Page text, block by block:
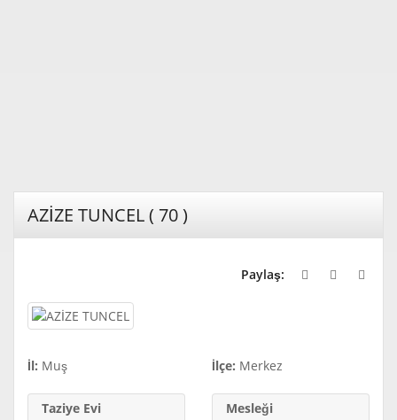
AZİZE TUNCEL ( 70 )
Paylaş:
İl: Muş İlçe: Merkez
Taziye Evi Mesleği